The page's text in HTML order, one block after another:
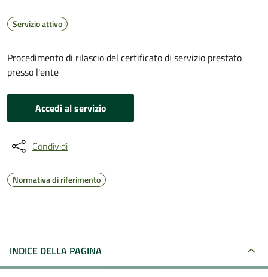
Servizio attivo
Procedimento di rilascio del certificato di servizio prestato
presso l'ente
Accedi al servizio
Condividi
Normativa di riferimento
INDICE DELLA PAGINA